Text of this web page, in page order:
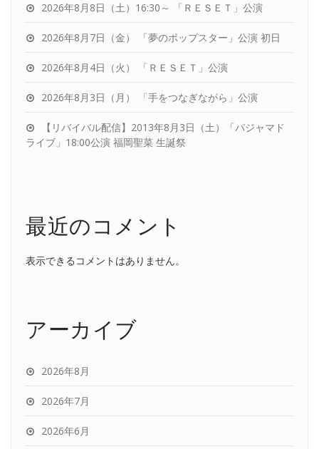
2026年8月8日（土）16:30～ 「ＲＥＳＥＴ」公演
2026年8月7日（金） 「夢のポップスター」公演 初日
2026年8月4日（火） 「ＲＥＳＥＴ」公演
2026年8月3日（月） 「手をつなぎながら」公演
【リバイバル配信】2013年8月3日（土）「パジャマド
ライブ」18:00公演 福岡聖菜 生誕祭
最近のコメント
表示できるコメントはありません。
アーカイブ
2026年8月
2026年7月
2026年6月